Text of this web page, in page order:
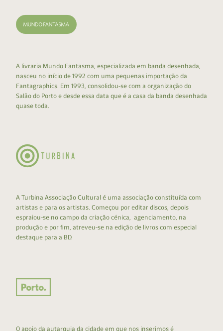
A livraria Mundo Fantasma, especializada em banda desenhada,
nasceu no início de 1992 com uma pequenas importação da
Fantagraphics. Em 1993, consolidou-se com a organização do
Salão do Porto e desde essa data que é a casa da banda desenhada
quase toda.
A Turbina Associação Cultural é uma associação constituída com
artistas e para os artistas. Começou por editar discos, depois
espraiou-se no campo da criação cénica, agenciamento, na
produção e por fim, atreveu-se na edição de livros com especial
destaque para a BD.
O apoio da autarquia da cidade em que nos inserimos é